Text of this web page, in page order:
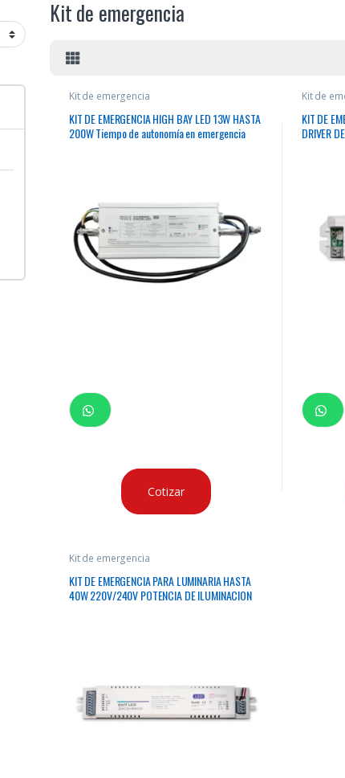
Kit de emergencia
Kit de emergencia
KIT DE EMERGENCIA HIGH BAY LED 13W HASTA
200W Tiempo de autonomía en emergencia
Cotizar
Kit de
KIT DE
DRIVER
Kit de emergencia
KIT DE EMERGENCIA PARA LUMINARIA HASTA
40W 220V/240V POTENCIA DE ILUMINACION